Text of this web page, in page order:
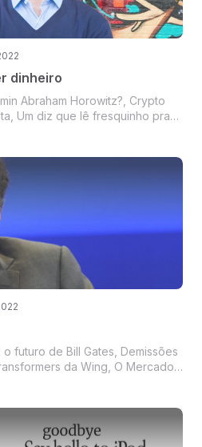
dinheiro
Abraham Horowitz?, Crypto
Um diz que lê fresquinho pra
futuro de Bill Gates, Demissões
da Wing, O Mercado